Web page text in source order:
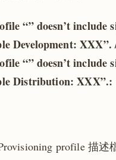
“” doesn’t include
Development: XXX”.
“” doesn’t include
Distribution: XXX”.:
profile 描述